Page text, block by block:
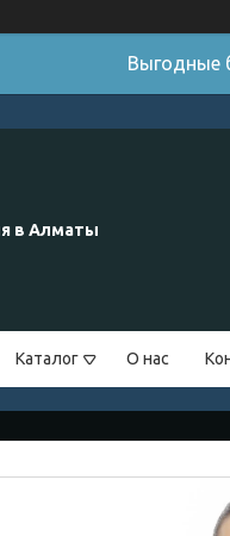
Выгодные
в Алматы
Каталог О нас